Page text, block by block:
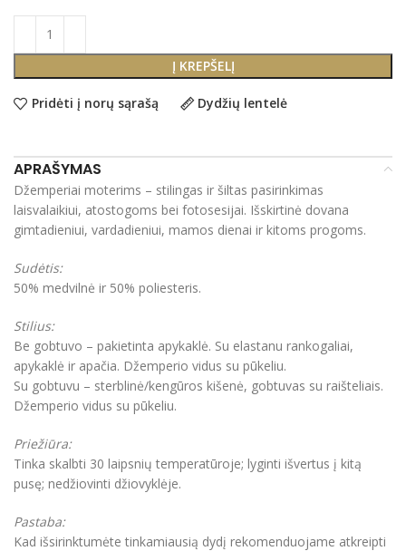
Į KREPŠELĮ
Pridėti į norų sąrašą Dydžių lentelė
APRAŠYMAS
Džemperiai moterims – stilingas ir šiltas pasirinkimas
laisvalaikiui, atostogoms bei fotosesijai. Išskirtinė dovana
gimtadieniui, vardadieniui, mamos dienai ir kitoms progoms.
Sudėtis:
50% medvilnė ir 50% poliesteris.
Stilius:
Be gobtuvo – pakietinta apykaklė. Su elastanu rankogaliai,
apykaklė ir apačia. Džemperio vidus su pūkeliu.
Su gobtuvu – sterblinė/kengūros kišenė, gobtuvas su raišteliais.
Džemperio vidus su pūkeliu.
Priežiūra:
Tinka skalbti 30 laipsnių temperatūroje; lyginti išvertus į kitą
pusę; nedžiovinti džiovyklėje.
Pastaba:
Kad išsirinktumėte tinkamiausią dydį rekomenduojame atkreipti